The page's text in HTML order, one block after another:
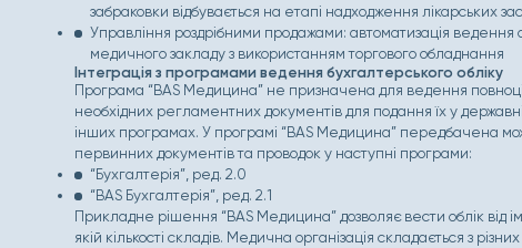
забраковки відбувається на етапі надходження лікарських
Управління роздрібними продажами: автоматизація ведення
медичного закладу з використанням торгового обладнання
Інтеграція з програмами ведення бухгалтерського обліку
Програма “BAS Медицина” не призначена для ведення
необхідних регламентних документів для подання їх у
інших програмах. У програмі “BAS Медицина” передбачена
первинних документів та проводок у наступні програми:
“Бухгалтерія”, ред. 2.0
“BAS Бухгалтерія”, ред. 2.1
Прикладне рішення “BAS Медицина” дозволяє вести облік від
якій кількості складів. Медична організація складається з